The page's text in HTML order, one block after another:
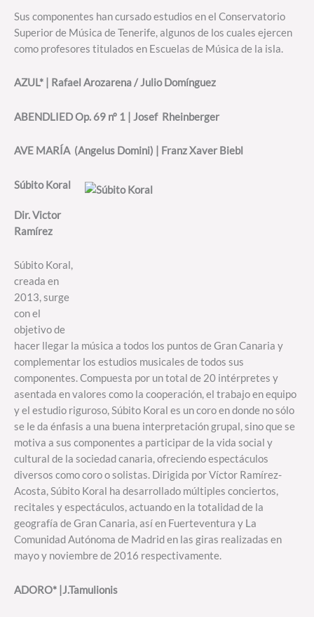
Sus componentes han cursado estudios en el Conservatorio
Superior de Música de Tenerife, algunos de los cuales ejercen
como profesores titulados en Escuelas de Música de la isla.
AZUL* | Rafael Arozarena / Julio Domínguez
ABENDLIED Op. 69 nº 1 | Josef Rheinberger
AVE MARÍA (Angelus Domini) | Franz Xaver Biebl
Súbito Koral
Dir. Victor
Ramírez
Súbito Koral,
creada en
2013, surge
con el
objetivo de
hacer llegar la música a todos los puntos de Gran Canaria y
complementar los estudios musicales de todos sus
componentes. Compuesta por un total de 20 intérpretes y
asentada en valores como la cooperación, el trabajo en equipo
y el estudio riguroso, Súbito Koral es un coro en donde no sólo
se le da énfasis a una buena interpretación grupal, sino que se
motiva a sus componentes a participar de la vida social y
cultural de la sociedad canaria, ofreciendo espectáculos
diversos como coro o solistas. Dirigida por Víctor Ramírez-
Acosta, Súbito Koral ha desarrollado múltiples conciertos,
recitales y espectáculos, actuando en la totalidad de la
geografía de Gran Canaria, así en Fuerteventura y La
Comunidad Autónoma de Madrid en las giras realizadas en
mayo y noviembre de 2016 respectivamente.
ADORO* |J.Tamulionis